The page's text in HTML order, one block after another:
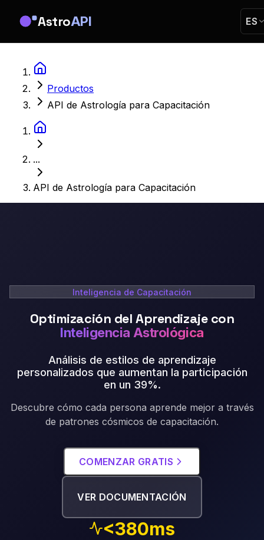
AstroAPI ES
Productos
API de Astrología para Capacitación
...
API de Astrología para Capacitación
Inteligencia de Capacitación
Optimización del Aprendizaje con
Inteligencia Astrológica
Análisis de estilos de aprendizaje
personalizados que aumentan la participación
en un 39%.
Descubre cómo cada persona aprende mejor a través
de patrones cósmicos de capacitación.
COMENZAR GRATIS
VER DOCUMENTACIÓN
<380ms